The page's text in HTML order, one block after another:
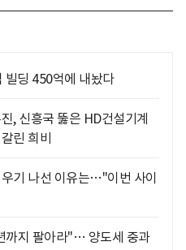
빌딩 450억에 내놨다
, 신흥국 뚫은 HD건설기계
린 희비
기 나선 이유는…"이번 사이
까지 팔아라"… 양도세 중과